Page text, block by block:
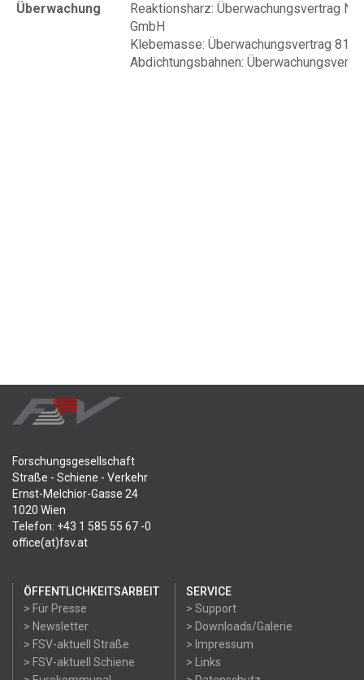
Überwachung
Reaktionsharz: Überwachungsvertrag
GmbH
Klebemasse: Überwachungsvertrag
Abdichtungsbahnen:
Forschungsgesellschaft
Straße - Schiene - Verkehr
Ernst-Melchior-Gasse 24
1020 Wien
Telefon: +43 1 585 55 67 -0
office(at)fsv.at
ÖFFENTLICHKEITSARBEIT
> Für Presse
> Newsletter
> FSV-aktuell Straße
> FSV-aktuell Schiene
SERVICE
> Support
> Downloads/Galerie
> Impressum
> Links